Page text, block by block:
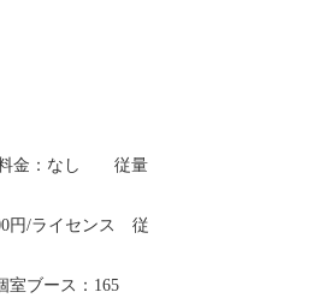
料金：なし 従量
円/ライセンス 従
ブース：165